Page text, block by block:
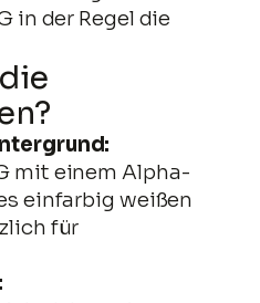
in der Regel die
mit einem Alpha-
einfarbig weißen
für